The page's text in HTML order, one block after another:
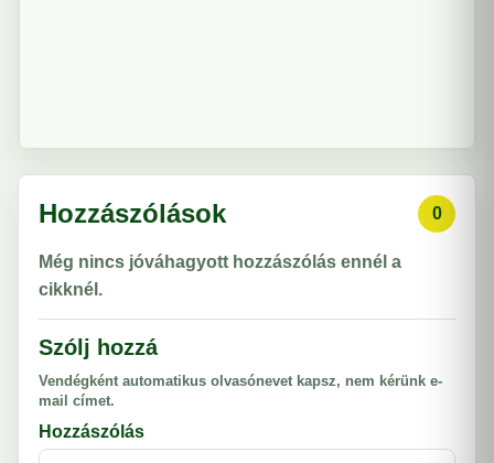
Hozzászólások 0
Még nincs jóváhagyott hozzászólás ennél a
cikknél.
Szólj hozzá
Vendégként automatikus olvasónevet kapsz, nem kérünk e-
mail címet.
Hozzászólás